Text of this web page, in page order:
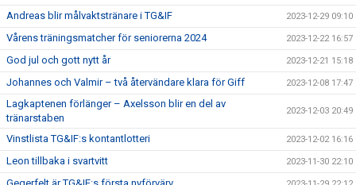
Andreas blir målvaktstränare i TG&IF 2023-12-29 09:10
Vårens träningsmatcher för seniorerna 2024 2023-12-22 16:57
God jul och gott nytt år 2023-12-21 15:18
Johannes och Valmir – två återvändare klara för Giff 2023-12-08 17:47
Lagkaptenen förlänger – Axelsson blir en del av
tränarstaben
2023-12-03 20:49
Vinstlista TG&IF:s kontantlotteri 2023-12-02 16:16
Leon tillbaka i svartvitt 2023-11-30 22:10